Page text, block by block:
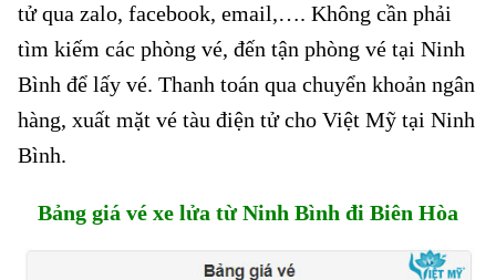
tử qua zalo, facebook, email,…. Không cần phải
tìm kiếm các phòng vé, đến tận phòng vé tại Ninh
Bình để lấy vé. Thanh toán qua chuyển khoản ngân
hàng, xuất mặt vé tàu điện tử cho Việt Mỹ tại Ninh
Bình.
Bảng giá vé xe lửa từ Ninh Bình đi Biên Hòa